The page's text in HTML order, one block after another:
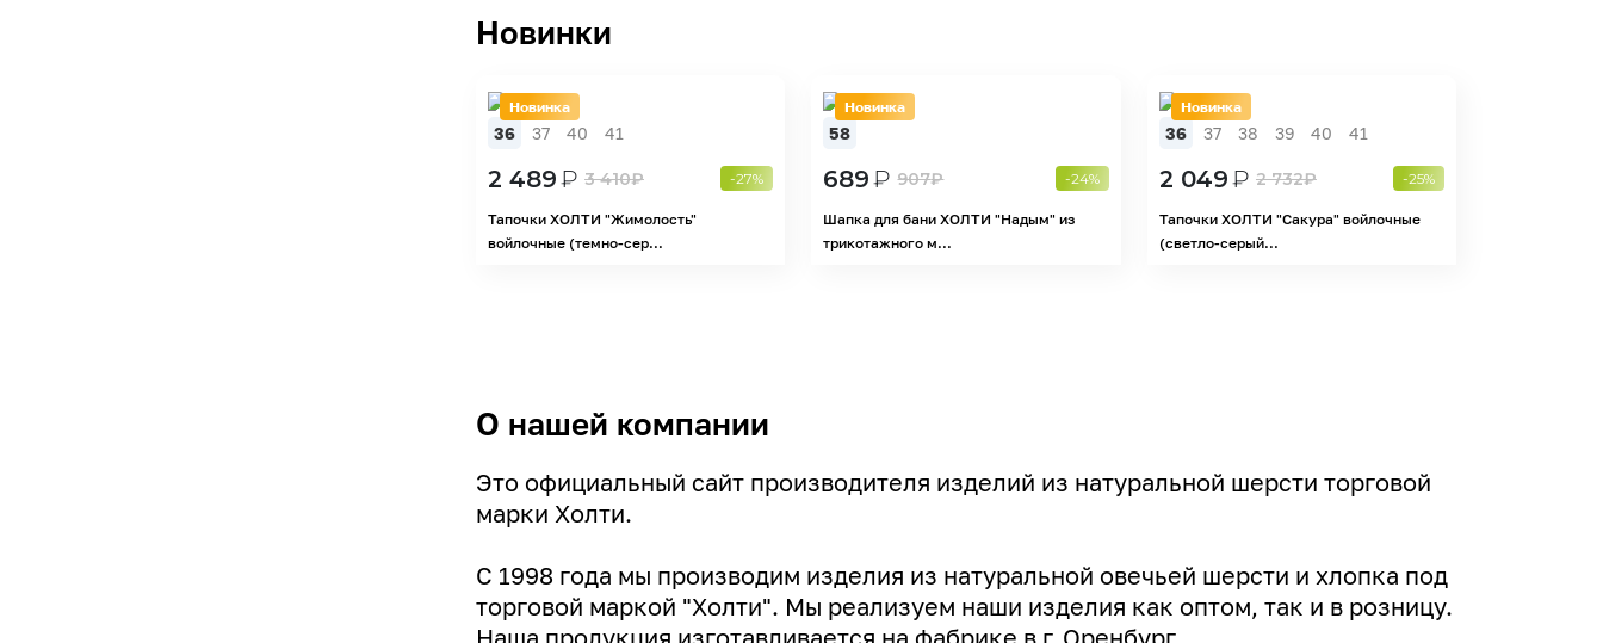
Новинки
Новинка
36 37 40 41
2 489₽ 3 410₽ -27%
Тапочки ХОЛТИ "Жимолость"
войлочные (темно-сер...
Новинка
58
689₽ 907₽ -24%
Шапка для бани ХОЛТИ "Надым" из
трикотажного м...
Новинка
36 37 38 39 40 41
2 049₽ 2 732₽ -25%
Тапочки ХОЛТИ "Сакура" войлочные
(светло-серый...
О нашей компании
Это официальный сайт производителя изделий из натуральной шерсти торговой
марки Холти.
С 1998 года мы производим изделия из натуральной овечьей шерсти и хлопка под
торговой маркой "Холти". Мы реализуем наши изделия как оптом, так и в розницу.
Наша продукция изготавливается на фабрике в г. Оренбург.